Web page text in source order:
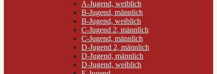
A-Jugend, weiblich
B-Jugend, männlich
B-Jugend, weiblich
C-Jugend 2, männlich
C-Jugend, männlich
D-Jugend 2, männlich
D-Jugend, männlich
D-Jugend, weiblich